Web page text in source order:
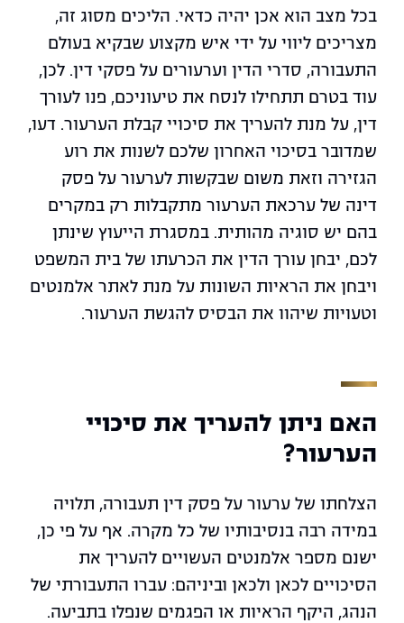
בכל מצב הוא אכן יהיה כדאי. הליכים מסוג זה,
מצריכים ליווי על ידי איש מקצוע שבקיא בעולם
התעבורה, סדרי הדין וערעורים על פסקי דין. לכן,
עוד בטרם תתחילו לנסח את טיעוניכם, פנו לעורך
דין, על מנת להעריך את סיכויי קבלת הערעור. דעו,
שמדובר בסיכוי האחרון שלכם לשנות את רוע
הגזירה וזאת משום שבקשות לערעור על פסק
דינה של ערכאת הערעור מתקבלות רק במקרים
בהם יש סוגיה מהותית. במסגרת הייעוץ שינתן
לכם, יבחן עורך הדין את הכרעתו של בית המשפט
ויבחן את הראיות השונות על מנת לאתר אלמנטים
וטעויות שיהוו את הבסיס להגשת הערעור.
האם ניתן להעריך את סיכויי
הערעור?
הצלחתו של ערעור על פסק דין תעבורה, תלויה
במידה רבה בנסיבותיו של כל מקרה. אף על פי כן,
ישנם מספר אלמנטים העשויים להעריך את
הסיכויים לכאן ולכאן וביניהם: עברו התעבורתי של
הנהג, היקף הראיות או הפגמים שנפלו בתביעה.